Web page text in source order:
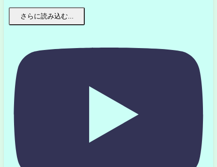
さらに読み込む...